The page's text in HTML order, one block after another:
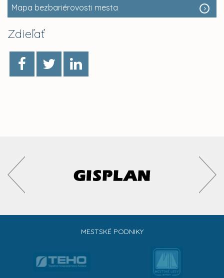
Mapa bezbariérovosti mesta
Zdieľať
MESTSKÉ PODNIKY